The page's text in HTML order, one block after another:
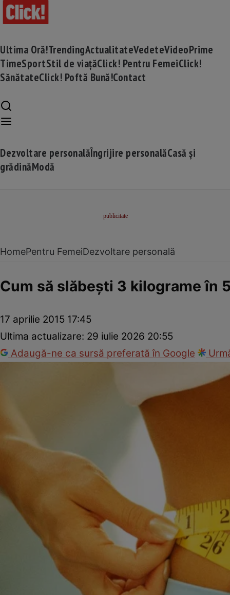
Ultima Oră!TrendingActualitateVedeteVideoPrime
TimeSportStil de viațăClick! Pentru FemeiClick!
SănătateClick! Poftă Bună!Contact
Dezvoltare personalăÎngrijire personalăCasă și
grădinăModă
HomePentru FemeiDezvoltare personală
Cum să slăbeşti 3 kilograme în
17 aprilie 2015 17:45
Ultima actualizare: 29 iulie 2026 20:55
Adaugă-ne ca sursă preferată în Google